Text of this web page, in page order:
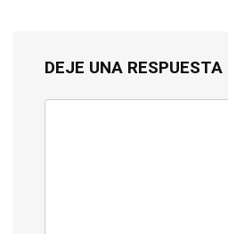
DEJE UNA RESPUESTA